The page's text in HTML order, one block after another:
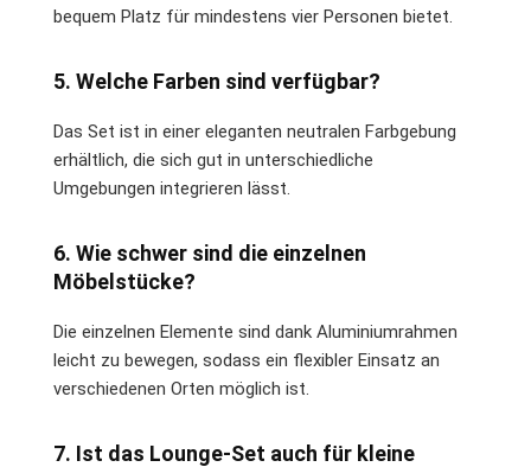
bequem Platz für mindestens vier Personen bietet.
5. Welche Farben sind verfügbar?
Das Set ist in einer eleganten neutralen Farbgebung
erhältlich, die sich gut in unterschiedliche
Umgebungen integrieren lässt.
6. Wie schwer sind die einzelnen
Möbelstücke?
Die einzelnen Elemente sind dank Aluminiumrahmen
leicht zu bewegen, sodass ein flexibler Einsatz an
verschiedenen Orten möglich ist.
7. Ist das Lounge-Set auch für kleine